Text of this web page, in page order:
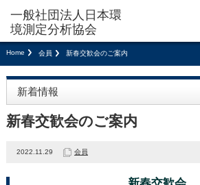
Home 会員 新春交歓会のご案内
新着情報
新春交歓会のご案内
2022.11.29 会員